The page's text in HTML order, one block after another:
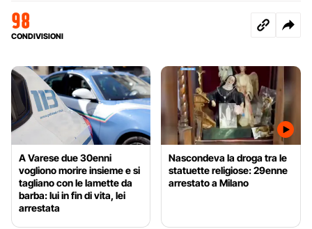
98
CONDIVISIONI
A Varese due 30enni
vogliono morire insieme e si
tagliano con le lamette da
barba: lui in fin di vita, lei
arrestata
Nascondeva la droga tra le
statuette religiose: 29enne
arrestato a Milano